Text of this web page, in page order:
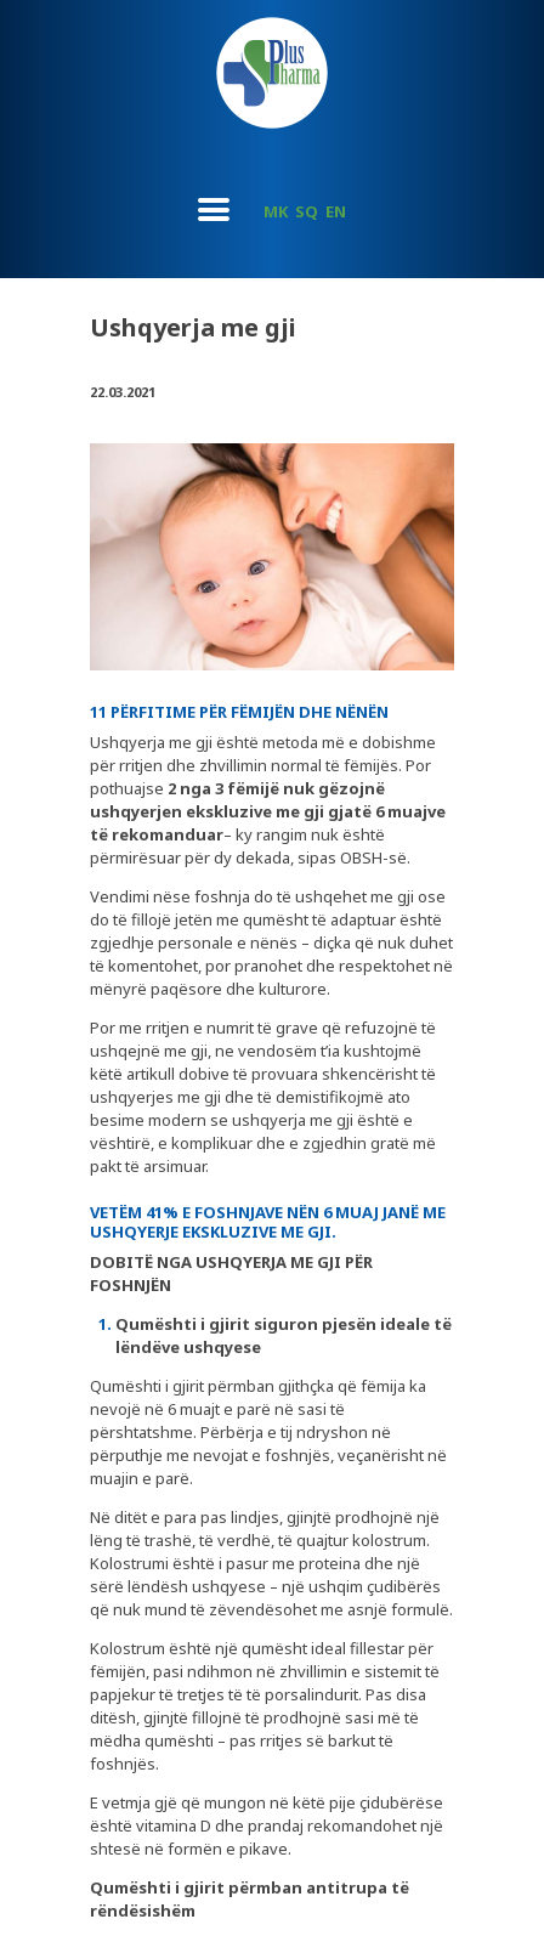
MK SQ EN
Ushqyerja me gji
22.03.2021
11 PËRFITIME PËR FËMIJËN DHE NËNËN
Ushqyerja me gji është metoda më e dobishme
për rritjen dhe zhvillimin normal të fëmijës. Por
pothuajse 2 nga 3 fëmijë nuk gëzojnë
ushqyerjen ekskluzive me gji gjatë 6 muajve
të rekomanduar– ky rangim nuk është
përmirësuar për dy dekada, sipas OBSH-së.
Vendimi nëse foshnja do të ushqehet me gji ose
do të fillojë jetën me qumësht të adaptuar është
zgjedhje personale e nënës – diçka që nuk duhet
të komentohet, por pranohet dhe respektohet në
mënyrë paqësore dhe kulturore.
Por me rritjen e numrit të grave që refuzojnë të
ushqejnë me gji, ne vendosëm t’ia kushtojmë
këtë artikull dobive të provuara shkencërisht të
ushqyerjes me gji dhe të demistifikojmë ato
besime modern se ushqyerja me gji është e
vështirë, e komplikuar dhe e zgjedhin gratë më
pakt të arsimuar.
VETËM 41% E FOSHNJAVE NËN 6 MUAJ JANË ME
USHQYERJE EKSKLUZIVE ME GJI.
DOBITË NGA USHQYERJA ME GJI PËR
FOSHNJËN
Qumështi i gjirit siguron pjesën ideale të
lëndëve ushqyese
Qumështi i gjirit përmban gjithçka që fëmija ka
nevojë në 6 muajt e parë në sasi të
përshtatshme. Përbërja e tij ndryshon në
përputhje me nevojat e foshnjës, veçanërisht në
muajin e parë.
Në ditët e para pas lindjes, gjinjtë prodhojnë një
lëng të trashë, të verdhë, të quajtur kolostrum.
Kolostrumi është i pasur me proteina dhe një
sërë lëndësh ushqyese – një ushqim çudibërës
që nuk mund të zëvendësohet me asnjë formulë.
Kolostrum është një qumësht ideal fillestar për
fëmijën, pasi ndihmon në zhvillimin e sistemit të
papjekur të tretjes të të porsalindurit. Pas disa
ditësh, gjinjtë fillojnë të prodhojnë sasi më të
mëdha qumështi – pas rritjes së barkut të
foshnjës.
E vetmja gjë që mungon në këtë pije çidubërëse
është vitamina D dhe prandaj rekomandohet një
shtesë në formën e pikave.
Qumështi i gjirit përmban antitrupa të
rëndësishëm